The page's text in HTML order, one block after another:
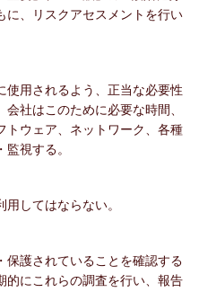
に、リスクアセスメントを行い
使用されるよう、正当な必要性
社はこのために必要な時間、
トウェア、ネットワーク、各種
視する。
してはならない。
保護されていることを確認する
的にこれらの調査を行い、報告